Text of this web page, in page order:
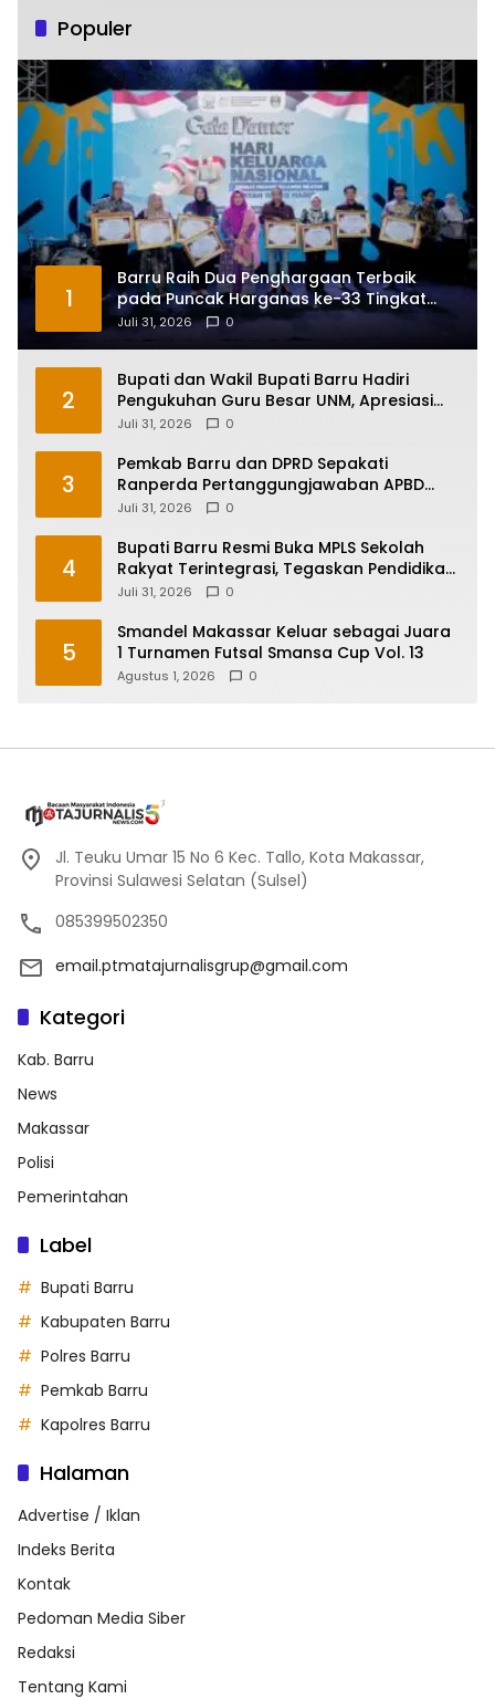
Populer
1
Barru Raih Dua Penghargaan Terbaik
pada Puncak Harganas ke-33 Tingkat
Sulawesi Selatan
Juli 31, 2026 0
2
Bupati dan Wakil Bupati Barru Hadiri
Pengukuhan Guru Besar UNM, Apresiasi
Capaian Prof. Kamaruddin Hasan
Juli 31, 2026 0
3
Pemkab Barru dan DPRD Sepakati
Ranperda Pertanggungjawaban APBD
2025, Perkuat Komitmen Tata Kelola dan
Juli 31, 2026 0
4
Bupati Barru Resmi Buka MPLS Sekolah
Rakyat Terintegrasi, Tegaskan Pendidikan
Kunci Masa Depan Generasi
Juli 31, 2026 0
5
Smandel Makassar Keluar sebagai Juara
1 Turnamen Futsal Smansa Cup Vol. 13
Agustus 1, 2026 0
Jl. Teuku Umar 15 No 6 Kec. Tallo, Kota Makassar,
Provinsi Sulawesi Selatan (Sulsel)
085399502350
email.ptmatajurnalisgrup@gmail.com
Kategori
Kab. Barru
News
Makassar
Polisi
Pemerintahan
Label
Bupati Barru
Kabupaten Barru
Polres Barru
Pemkab Barru
Kapolres Barru
Halaman
Advertise / Iklan
Indeks Berita
Kontak
Pedoman Media Siber
Redaksi
Tentang Kami